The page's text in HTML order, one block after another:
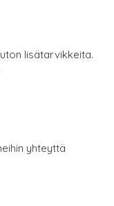
lisätarvikkeita.
yhteyttä